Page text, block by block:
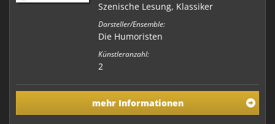
Szenische Lesung, Klassiker
Darsteller/Ensemble:
Die Humoristen
Künstleranzahl:
2
mehr Informationen